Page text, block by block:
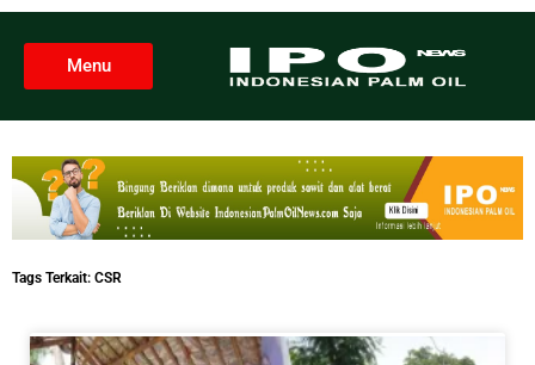
Menu
Tags Terkait: CSR